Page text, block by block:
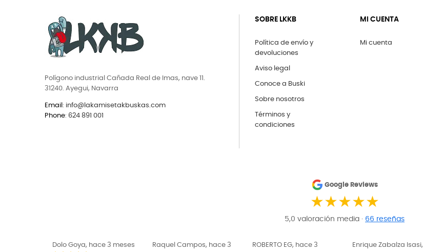
Polígono industrial Cañada Real de Imas, nave 11.
31240. Ayegui, Navarra
Email : info@lakamisetakbuskas.com
Phone: 624 891 001
SOBRE LKKB
Política de envío y
devoluciones
Aviso legal
Conoce a Buski
Sobre nosotros
Términos y
condiciones
MI CUENTA
Mi cuenta
Google Reviews
★★★★★
5,0 valoración media · 66 reseñas
Raquel Campos, hace 3 ROBERTO EG, hace 3 Enrique Zabalza Isasi, Juana Ochoa, hace 3